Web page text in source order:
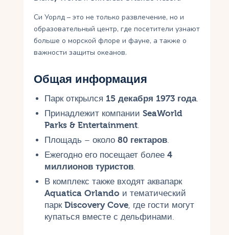
Си Уорлд – это не только развлечение, но и
образовательный центр, где посетители узнают
больше о морской флоре и фауне, а также о
важности защиты океанов.
Общая информация
Парк открылся 15 декабря 1973 года.
Принадлежит компании SeaWorld
Parks & Entertainment.
Площадь – около 80 гектаров.
Ежегодно его посещает более 4
миллионов туристов.
В комплекс также входят аквапарк
Aquatica Orlando и тематический
парк Discovery Cove, где гости могут
купаться вместе с дельфинами.